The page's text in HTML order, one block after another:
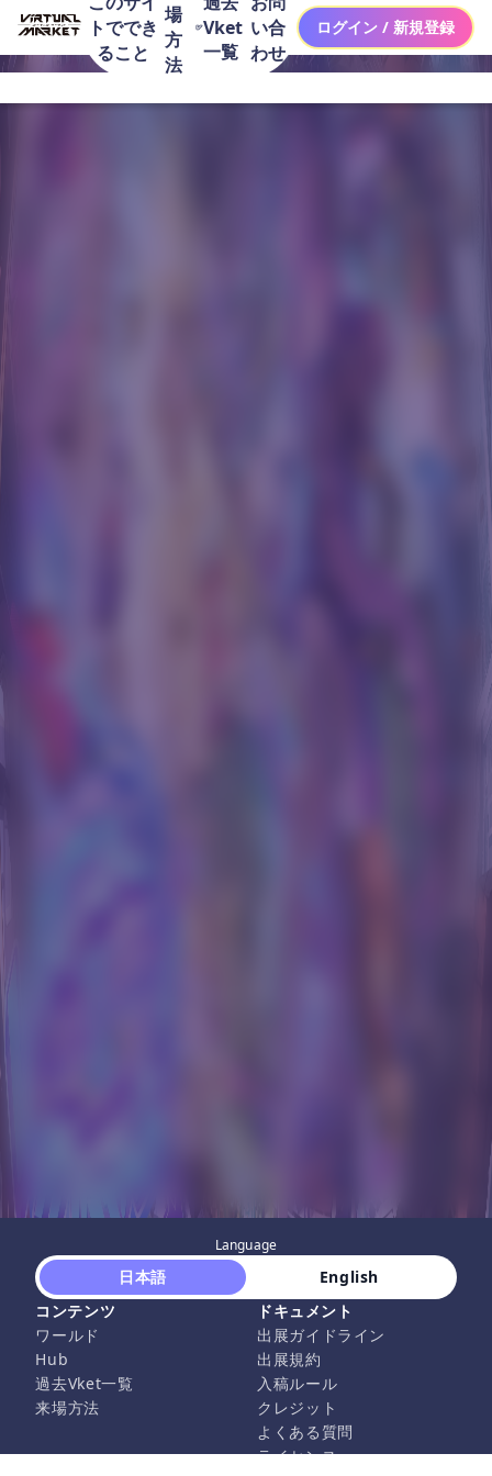
トででき
ること
場
方
法
Vket
一覧
い合
わせ
ログイン / 新規登録
Language
日本語
English
コンテンツ
ワールド
Hub
過去Vket一覧
来場方法
ドキュメント
出展ガイドライン
出展規約
入稿ルール
クレジット
よくある質問
ライセンス